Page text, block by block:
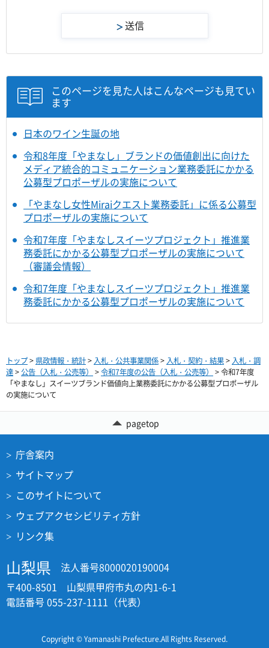
このページを見た人はこんなページも見てい
ます
日本のワイン生誕の地
令和8年度「やまなし」ブランドの価値創出に向けた
メディア統合的コミュニケーション業務委託にかかる
公募型プロポーザルの実施について
「やまなし女性Miraiクエスト業務委託」に係る公募型
プロポーザルの実施について
令和7年度「やまなしスイーツプロジェクト」推進業
務委託にかかる公募型プロポーザルの実施について
（審議会情報）
令和7年度「やまなしスイーツプロジェクト」推進業
務委託にかかる公募型プロポーザルの実施について
トップ> 県政情報・統計> 入札・公共事業関係> 入札・契約・結果> 入札・調
達>公告（入札・公売等） >令和7年度の公告（入札・公売等）
> 令和7年度
「やまなし」スイーツブランド価値向上業務委託にかかる公募型プロポーザル
の実施について
pagetop
庁舎案内
サイトマップ
このサイトについて
ウェブアクセシビリティ方針
リンク集
山梨県
法人番号8000020190004
〒400-8501 山梨県甲府市丸の内1-6-1
電話番号 055-237-1111（代表）
Copyright © Yamanashi Prefecture.All Rights Reserved.